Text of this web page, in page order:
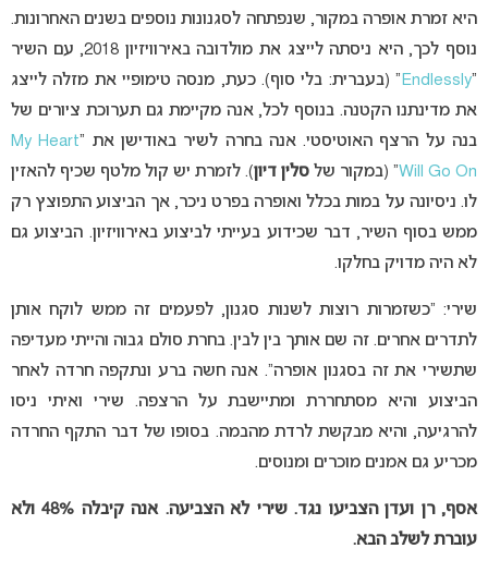
היא זמרת אופרה במקור, שנפתחה לסגנונות נוספים בשנים האחרונות.
נוסף לכך, היא ניסתה לייצג את מולדובה באירוויזיון 2018, עם השיר
Endlessly” (בעברית: בלי סוף). כעת, מנסה טימופיי את מזלה לייצג
את מדינתנו הקטנה. בנוסף לכל, אנה מקיימת גם תערוכת ציורים של
בנה על הרצף האוטיסטי. אנה בחרה לשיר באודישן את “ My Heart
Will Go On” (במקור של סלין דיון). לזמרת יש קול מלטף שכיף להאזין
לו. ניסיונה על במות בכלל ואופרה בפרט ניכר, אך הביצוע התפוצץ רק
ממש בסוף השיר, דבר שכידוע בעייתי לביצוע באירוויזיון. הביצוע גם
לא היה מדויק בחלקו.
שירי: “כשזמרות רוצות לשנות סגנון, לפעמים זה ממש לוקח אותן
לתדרים אחרים. זה שם אותך בין לבין. בחרת סולם גבוה והייתי מעדיפה
שתשירי את זה בסגנון אופרה”. אנה חשה ברע ונתקפה חרדה לאחר
הביצוע והיא מסתחררת ומתיישבת על הרצפה. שירי ואיתי ניסו
להרגיעה, והיא מבקשת לרדת מהבמה. בסופו של דבר התקף החרדה
מכריע גם אמנים מוכרים ומנוסים.
אסף, רן ועדן הצביעו נגד. שירי לא הצביעה. אנה קיבלה 48%
ולא
עוברת לשלב הבא.